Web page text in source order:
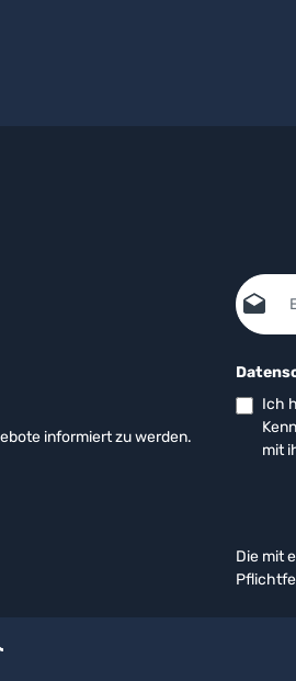
informiert zu werden.
E-Mail-
Ich
mit
Die mit